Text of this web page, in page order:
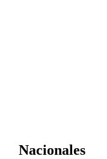
Nacionales